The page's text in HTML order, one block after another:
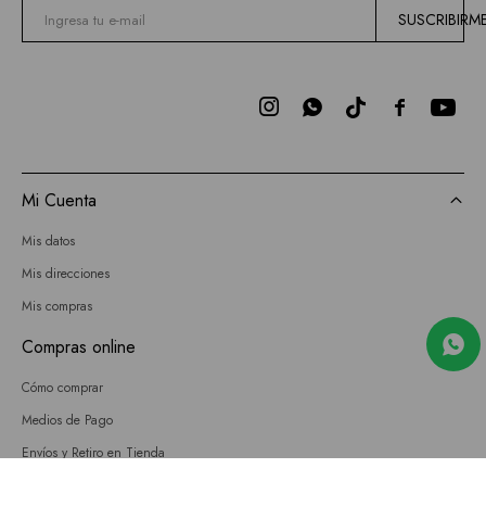

 
Mi Cuenta
Mis datos
Mis direcciones
Mis compras
Compras online
Cómo comprar
Medios de Pago
Envíos y Retiro en Tienda